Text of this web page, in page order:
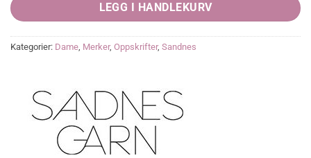
LEGG I HANDLEKURV
Kategorier: Dame Merker, Oppskrifter, Sandnes